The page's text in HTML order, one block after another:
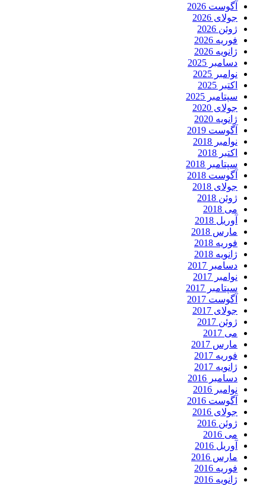
آگوست 2026
جولای 2026
ژوئن 2026
فوریه 2026
ژانویه 2026
دسامبر 2025
نوامبر 2025
اکتبر 2025
سپتامبر 2025
جولای 2020
ژانویه 2020
آگوست 2019
نوامبر 2018
اکتبر 2018
سپتامبر 2018
آگوست 2018
جولای 2018
ژوئن 2018
می 2018
آوریل 2018
مارس 2018
فوریه 2018
ژانویه 2018
دسامبر 2017
نوامبر 2017
سپتامبر 2017
آگوست 2017
جولای 2017
ژوئن 2017
می 2017
مارس 2017
فوریه 2017
ژانویه 2017
دسامبر 2016
نوامبر 2016
آگوست 2016
جولای 2016
ژوئن 2016
می 2016
آوریل 2016
مارس 2016
فوریه 2016
ژانویه 2016